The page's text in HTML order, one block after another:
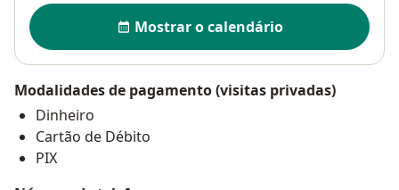
Disponibilidade
Mostrar o calendário
Modalidades de pagamento (visitas privadas)
Dinheiro
Cartão de Débito
PIX